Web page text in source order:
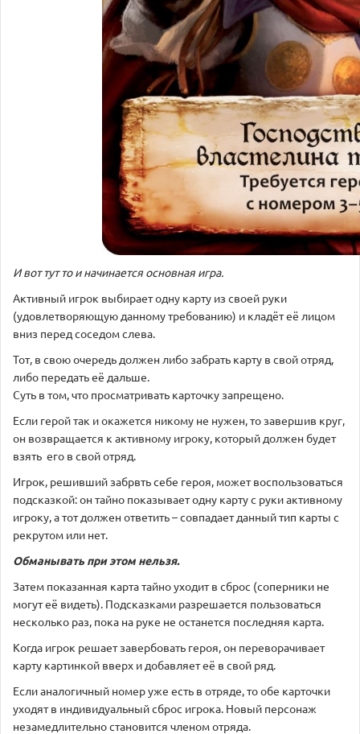
И вот тут то и начинается основная игра.
Активный игрок выбирает одну карту из своей руки
(удовлетворяющую данному требованию) и кладёт её лицом
вниз перед соседом слева.
Тот, в свою очередь должен либо забрать карту в свой отряд,
либо передать её дальше.
Суть в том, что просматривать карточку запрещено.
Если герой так и окажется никому не нужен, то завершив круг,
он возвращается к активному игроку, который должен будет
взять его в свой отряд.
Игрок, решивший забрвть себе героя, может воспользоваться
подсказкой: он тайно показывает одну карту с руки активному
игроку, а тот должен ответить – совпадает данный тип карты с
рекрутом или нет.
Обманывать при этом нельзя.
Затем показанная карта тайно уходит в сброс (соперники не
могут её видеть). Подсказками разрешается пользоваться
несколько раз, пока на руке не останется последняя карта.
Когда игрок решает завербовать героя, он переворачивает
карту картинкой вверх и добавляет её в свой ряд.
Если аналогичный номер уже есть в отряде, то обе карточки
уходят в индивидуальный сброс игрока. Новый персонаж
незамедлительно становится членом отряда.